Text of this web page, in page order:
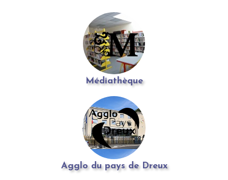
Médiathèque
Agglo du pays de Dreux